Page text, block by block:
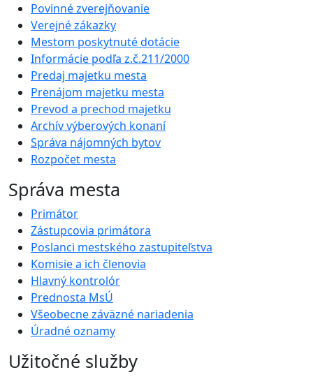
Povinné zverejňovanie
Verejné zákazky
Mestom poskytnuté dotácie
Informácie podľa z.č.211/2000
Predaj majetku mesta
Prenájom majetku mesta
Prevod a prechod majetku
Archív výberových konaní
Správa nájomných bytov
Rozpočet mesta
Správa mesta
Primátor
Zástupcovia primátora
Poslanci mestského zastupiteľstva
Komisie a ich členovia
Hlavný kontrolór
Prednosta MsÚ
Všeobecne záväzné nariadenia
Úradné oznamy
Užitočné služby